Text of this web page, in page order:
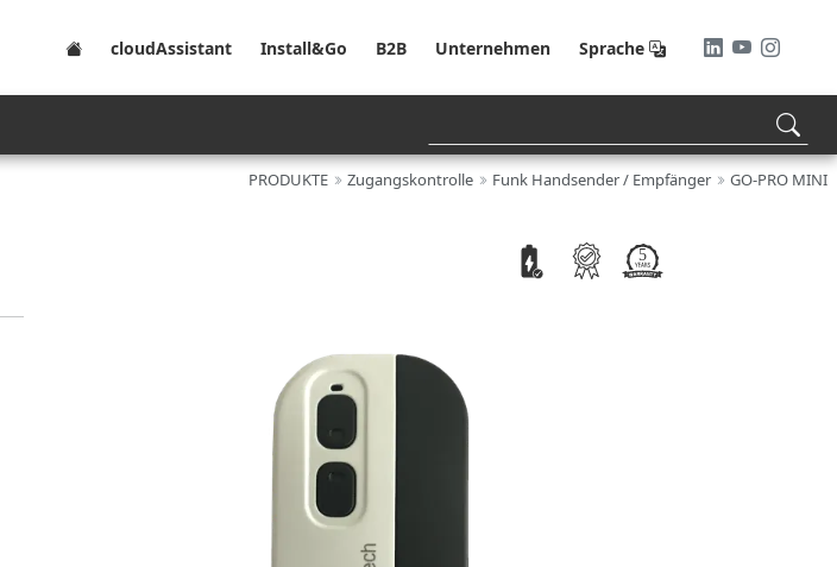
cloudAssistant Install&Go B2B Unternehmen Sprache
PRODUKTE Zugangskontrolle Funk Handsender / Empfänger GO-PRO MINI